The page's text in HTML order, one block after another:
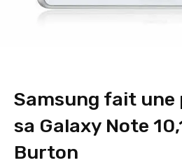
Samsung fait une
sa Galaxy Note
Burton